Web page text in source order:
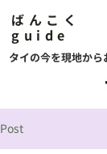
ばんこく
guide
タイの今を現地か
Post